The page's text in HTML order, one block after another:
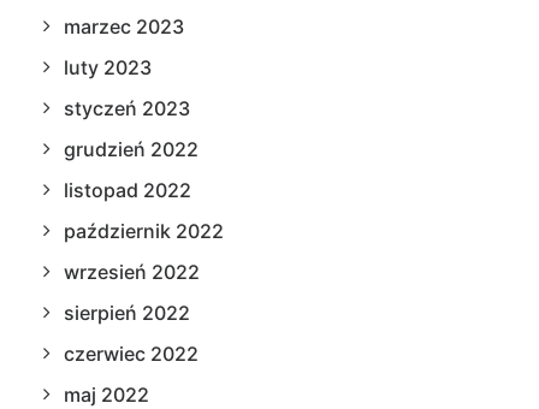
marzec 2023
luty 2023
styczeń 2023
grudzień 2022
listopad 2022
październik 2022
wrzesień 2022
sierpień 2022
czerwiec 2022
maj 2022